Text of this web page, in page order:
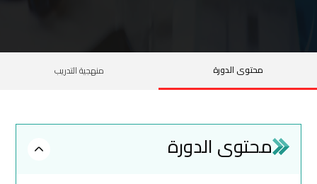
محتوى الدورة منهجية التدريب
محتوى الدورة